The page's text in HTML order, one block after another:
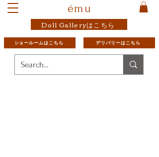
ému
Doll Galleryはこちら
ショールームはこちら デリバリーはこちら